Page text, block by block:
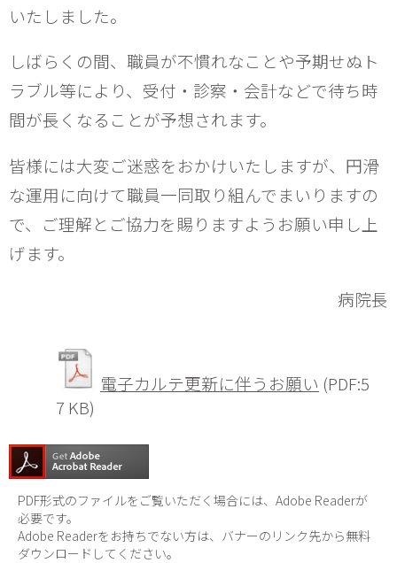
いたしました。
しばらくの間、職員が不慣れなことや予期せぬト
ラブル等により、受付・診察・会計などで待ち時
間が長くなることが予想されます。
皆様には大変ご迷惑をおかけいたしますが、円滑
な運用に向けて職員一同取り組んでまいりますの
で、ご理解とご協力を賜りますようお願い申し上
げます。
病院長
電子カルテ更新に伴うお願い (PDF:5
7 KB)
PDF形式のファイルをご覧いただく場合には、Adobe Readerが
必要です。
Adobe Readerをお持ちでない方は、バナーのリンク先から無料
ダウンロードしてください。